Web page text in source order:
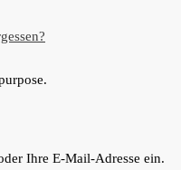
Ihre E-Mail-Adresse ein.